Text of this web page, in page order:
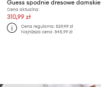
Cena aktualna:
310,99 zł
Cena regularna: 529,99 zł
Najniższa cena: 345,99 zł